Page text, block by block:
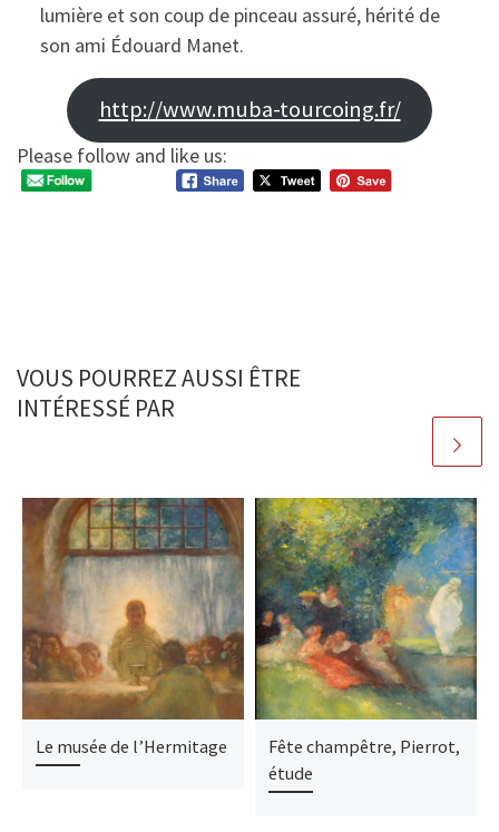
lumière et son coup de pinceau assuré, hérité de
son ami Édouard Manet.
http://www.muba-tourcoing.fr/
Please follow and like us:
VOUS POURREZ AUSSI ÊTRE
INTÉRESSÉ PAR
Le musée de l’Hermitage
Fête champêtre, Pierrot,
étude